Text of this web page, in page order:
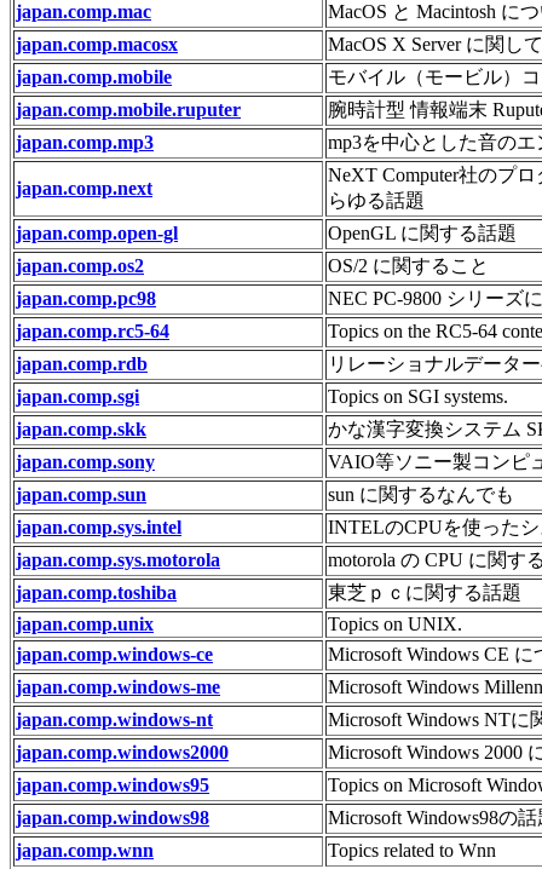
japan.comp.mac
MacOS と Macintosh に
japan.comp.macosx
MacOS X Server に関し
japan.comp.mobile
モバイル（モービル）
japan.comp.mobile.ruputer
腕時計型 情報端末
japan.comp.mp3
mp3を中心とした音の
japan.comp.next
NeXT Computer社のプ
らゆる話題
japan.comp.open-gl
OpenGL に関する話題
japan.comp.os2
OS/2 に関すること
japan.comp.pc98
NEC PC-9800 シリーズ
japan.comp.rc5-64
Topics on the RC5-64
japan.comp.rdb
リレーショナルデータ
japan.comp.sgi
Topics on SGI systems.
japan.comp.skk
かな漢字変換システム
japan.comp.sony
VAIO等ソニー製コンピ
japan.comp.sun
sun に関するなんでも
japan.comp.sys.intel
INTELのCPUを使った
japan.comp.sys.motorola
motorola の CPU に関す
japan.comp.toshiba
東芝ｐｃに関する話題
japan.comp.unix
Topics on UNIX.
japan.comp.windows-ce
Microsoft Windows CE
japan.comp.windows-me
Microsoft Windows
japan.comp.windows-nt
Microsoft Windows NTに
japan.comp.windows2000
Microsoft Windows 2000
japan.comp.windows95
Topics on Microsoft
japan.comp.windows98
Microsoft Windows98の話
japan.comp.wnn
Topics related to Wnn